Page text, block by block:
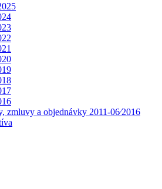
zmluvy a objednávky 2011-06⁄2016